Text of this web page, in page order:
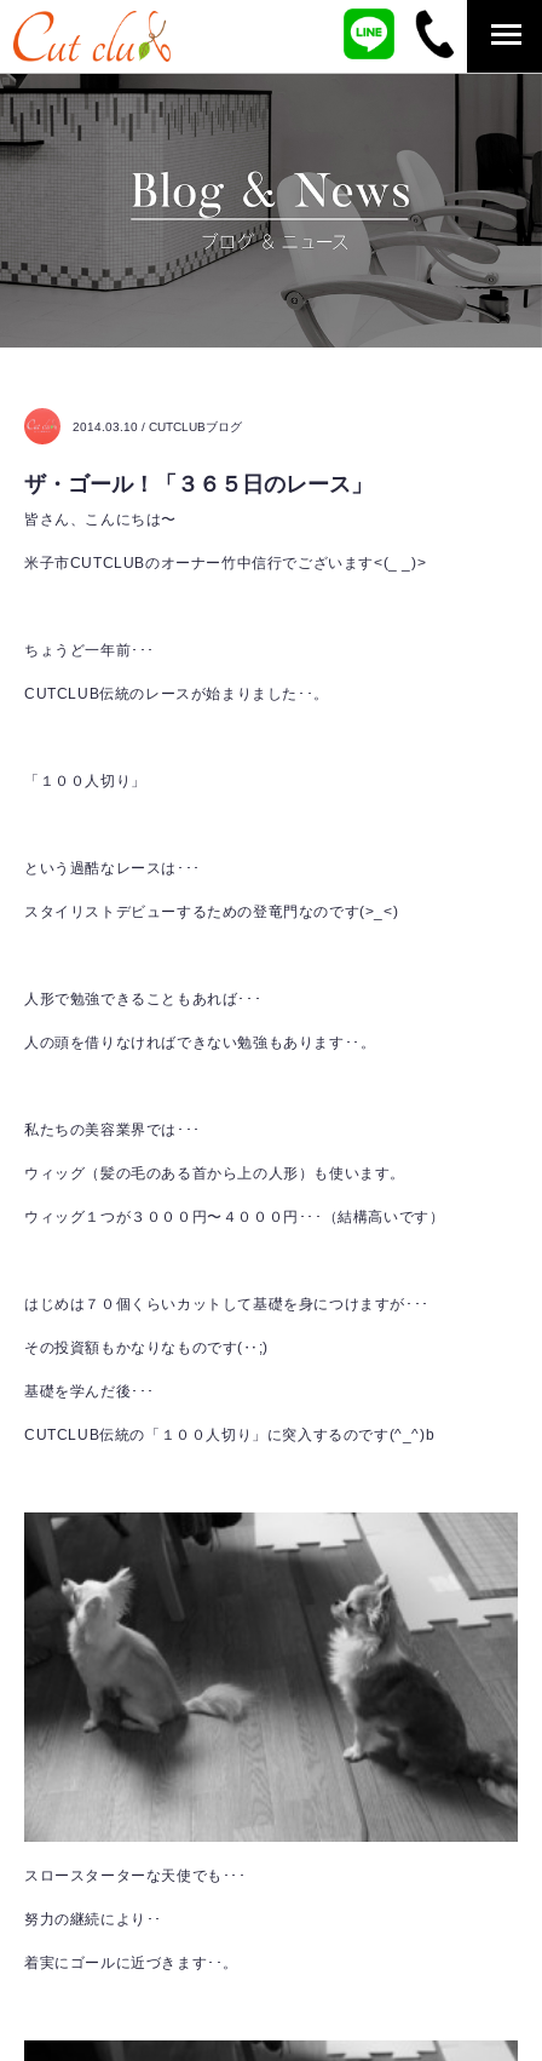
2014.03.10 / CUTCLUBブログ
ザ・ゴール！「３６５日のレース」
皆さん、こんにちは〜
米子市CUTCLUBのオーナー竹中信行でございます<(_ _)>
ちょうど一年前･･･
CUTCLUB伝統のレースが始まりました･･。
「１００人切り」
という過酷なレースは･･･
スタイリストデビューするための登竜門なのです(>_<)
人形で勉強できることもあれば･･･
人の頭を借りなければできない勉強もあります･･。
私たちの美容業界では･･･
ウィッグ（髪の毛のある首から上の人形）も使います。
ウィッグ１つが３０００円〜４０００円･･･（結構高いです）
はじめは７０個くらいカットして基礎を身につけますが･･･
その投資額もかなりなものです(‥;)
基礎を学んだ後･･･
CUTCLUB伝統の「１００人切り」に突入するのです(^_^)b
スロースターターな天使でも･･･
努力の継続により･･
着実にゴールに近づきます･･。